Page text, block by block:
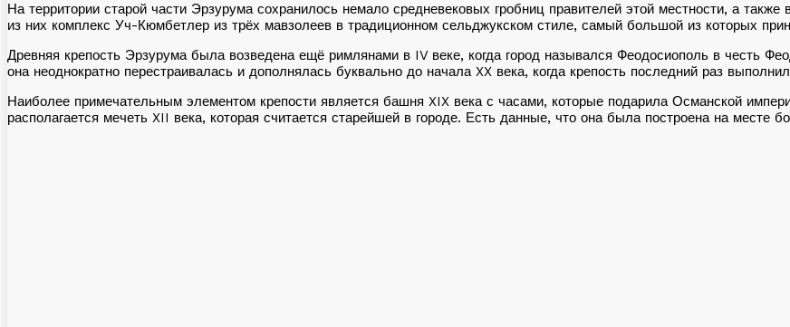
На территории старой части Эрзурума сохранилось немало средневековых гробниц правителей этой местности, а
из них комплекс Уч-Кюмбетлер из трёх мавзолеев в традиционном сельджукском стиле, самый большой из которых
Древняя крепость Эрзурума была возведена ещё римлянами в IV веке, когда город назывался Феодосиополь в честь
она неоднократно перестраивалась и дополнялась буквально до начала XX века, когда крепость последний раз
Наиболее примечательным элементом крепости является башня XIX века с часами, которые подарила Османской
располагается мечеть XII века, которая считается старейшей в городе. Есть данные, что она была построена на месте